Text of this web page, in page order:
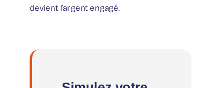
devient l’argent engagé.